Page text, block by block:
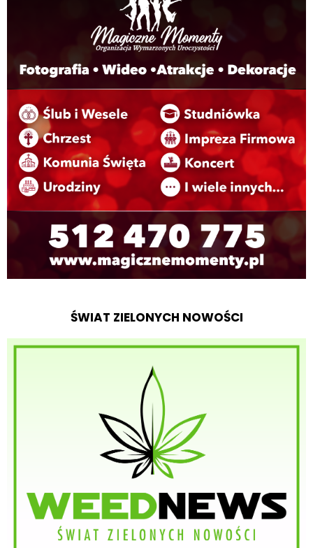
ŚWIAT ZIELONYCH NOWOŚCI